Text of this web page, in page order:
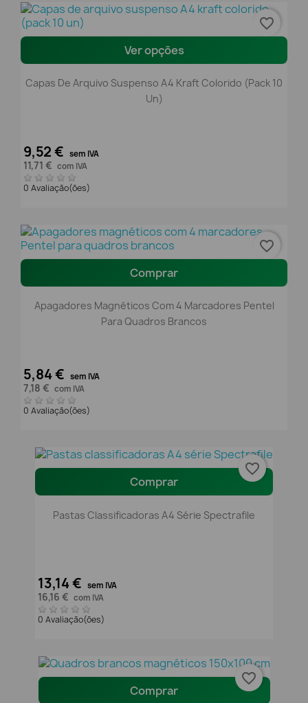
Ver opções
Capas De Arquivo Suspenso A4 Kraft Colorido (pack 10
Un)
9,52 € sem IVA
11,71 € com IVA
0 Avaliação(ões)
favorite_border
Comprar
Apagadores Magnéticos Com 4 Marcadores Pentel
Para Quadros Brancos
5,84 € sem IVA
7,18 € com IVA
0 Avaliação(ões)
favorite_border
Comprar
Pastas Classificadoras A4 Série Spectrafile
13,14 € sem IVA
16,16 € com IVA
0 Avaliação(ões)
favorite_border
Comprar
favorite_border